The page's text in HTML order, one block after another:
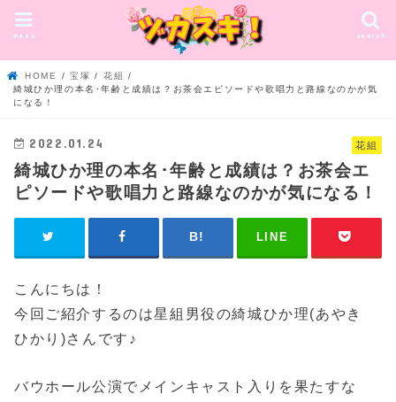
search
menu
HOME 宝塚
花組
綺城ひか理の本名･年齢と成績は？お茶会エピソードや歌唱力と路線なのかが気
になる！
花組
2022.01.24
綺城ひか理の本名･年齢と成績は？お茶会エ
ピソードや歌唱力と路線なのかが気になる！
LINE
こんにちは！
今回ご紹介するのは星組男役の綺城ひか理(あやき
ひかり)さんです♪
バウホール公演でメインキャスト入りを果たすな